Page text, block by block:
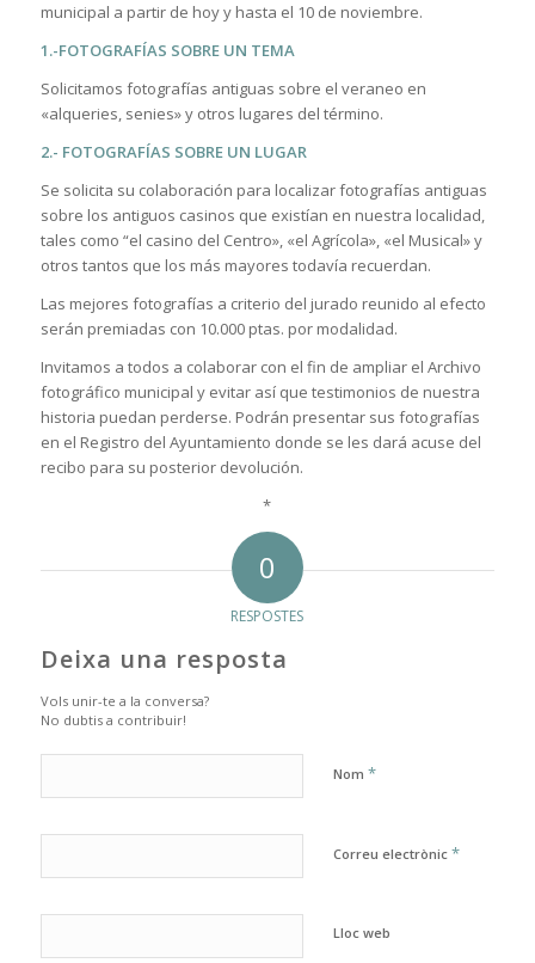
municipal a partir de hoy y hasta el 10 de noviembre.
1.-FOTOGRAFÍAS SOBRE UN TEMA
Solicitamos fotografías antiguas sobre el veraneo en
«alqueries, senies» y otros lugares del término.
2.- FOTOGRAFÍAS SOBRE UN LUGAR
Se solicita su colaboración para localizar fotografías antiguas
sobre los antiguos casinos que existían en nuestra localidad,
tales como “el casino del Centro», «el Agrícola», «el Musical» y
otros tantos que los más mayores todavía recuerdan.
Las mejores fotografías a criterio del jurado reunido al efecto
serán premiadas con 10.000 ptas. por modalidad.
Invitamos a todos a colaborar con el fin de ampliar el Archivo
fotográfico municipal y evitar así que testimonios de nuestra
historia puedan perderse. Podrán presentar sus fotografías
en el Registro del Ayuntamiento donde se les dará acuse del
recibo para su posterior devolución.
*
0
RESPOSTES
Deixa una resposta
Vols unir-te a la conversa?
No dubtis a contribuir!
Nom *
Correu electrònic *
Lloc web